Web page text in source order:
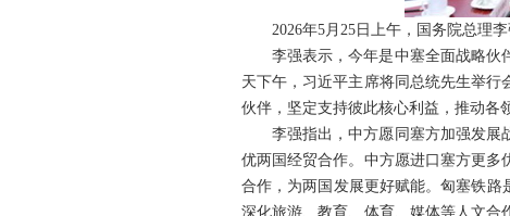
2026年5月25日上午，国务院总理
李强表示，今年是中塞全面战略伙
天下午，习近平主席将同总统先生举
伙伴，坚定支持彼此核心利益，推动各
李强指出，中方愿同塞方加强发展
优两国经贸合作。中方愿进口塞方更
合作，为两国发展更好赋能。匈塞铁路
深化旅游、教育、体育、媒体等人文